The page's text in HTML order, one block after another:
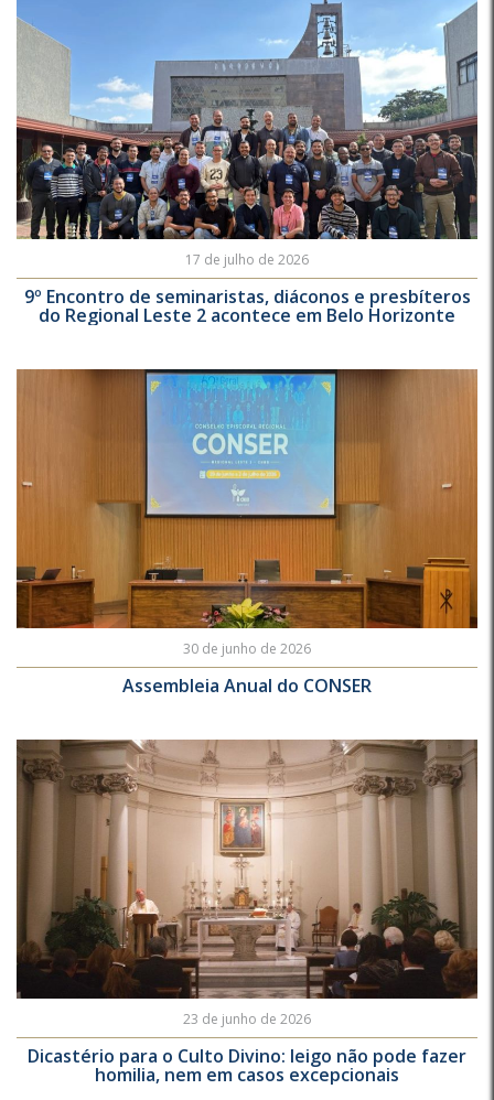
17 de julho de 2026
9º Encontro de seminaristas, diáconos e presbíteros
do Regional Leste 2 acontece em Belo Horizonte
30 de junho de 2026
Assembleia Anual do CONSER
23 de junho de 2026
Dicastério para o Culto Divino: leigo não pode fazer
homilia, nem em casos excepcionais